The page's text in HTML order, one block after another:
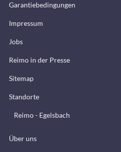
Garantiebedingungen
Impressum
Jobs
Reimo in der Presse
Sitemap
Standorte
Reimo - Egelsbach
Über uns